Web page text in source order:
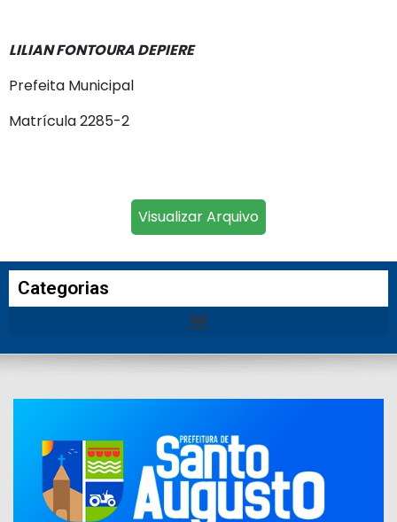
LILIAN FONTOURA DEPIERE
Prefeita Municipal
Matrícula 2285-2
Visualizar Arquivo
Categorias